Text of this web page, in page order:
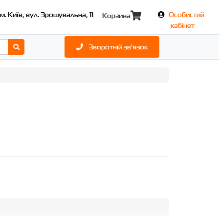
м. Київ, вул. Зрошувальна, 11 Корзина
Особистий
кабінет
Зворотній зв'язок